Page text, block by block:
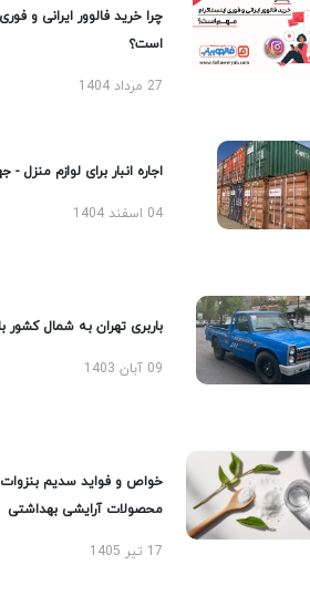
چرا خرید فالوور ایرانی و فوری
است؟
27 مرداد 1404
اجاره انبار برای لوازم منزل -
04 اسفند 1404
باربری تهران به شمال کشور با
09 آبان 1403
خواص و فواید سدیم بنزوات
محصولات آرایشی بهداشتی
17 تیر 1405